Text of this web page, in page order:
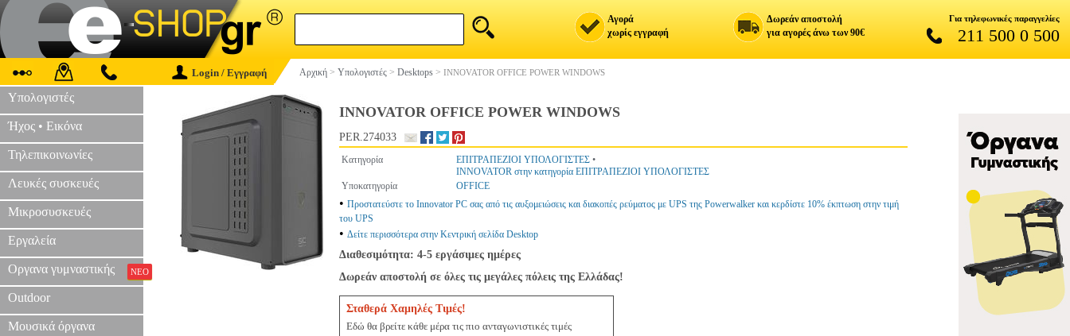
Αγορά
χωρίς εγγραφή
Δωρεάν αποστολή
για αγορές άνω των 90€
Για τηλεφωνικές παραγγελίες
211 500 0 500
Login / Εγγραφή Αρχική > Υπολογιστές > Desktops > INNOVATOR OFFICE POWER WINDOWS
Υπολογιστές
Ήχος • Εικόνα
Τηλεπικοινωνίες
Λευκές συσκευές
Μικροσυσκευές
Εργαλεία
Οργανα γυμναστικής ΝΕΟ
Outdoor
Μουσικά όργανα
INNOVATOR OFFICE POWER WINDOWS
PER.274033
Κατηγορία ΕΠΙΤΡΑΠΕΖΙΟΙ ΥΠΟΛΟΓΙΣΤΕΣ •
INNOVATOR στην κατηγορία ΕΠΙΤΡΑΠΕΖΙΟΙ ΥΠΟΛΟΓΙΣΤΕΣ
Υποκατηγορία
OFFICE
• Προστατεύστε το Innovator PC σας από τις αυξομειώσεις και διακοπές ρεύματος με UPS της Powerwalker και κερδίστε 10% έκπτωση στην τιμή
του UPS
• Δείτε περισσότερα στην Κεντρική σελίδα Desktop
Διαθεσιμότητα: 4-5 εργάσιμες ημέρες
Δωρεάν αποστολή σε όλες τις μεγάλες πόλεις της Ελλάδας!
Σταθερά Χαμηλές Τιμές!
Εδώ θα βρείτε κάθε μέρα τις πιο ανταγωνιστικές τιμές